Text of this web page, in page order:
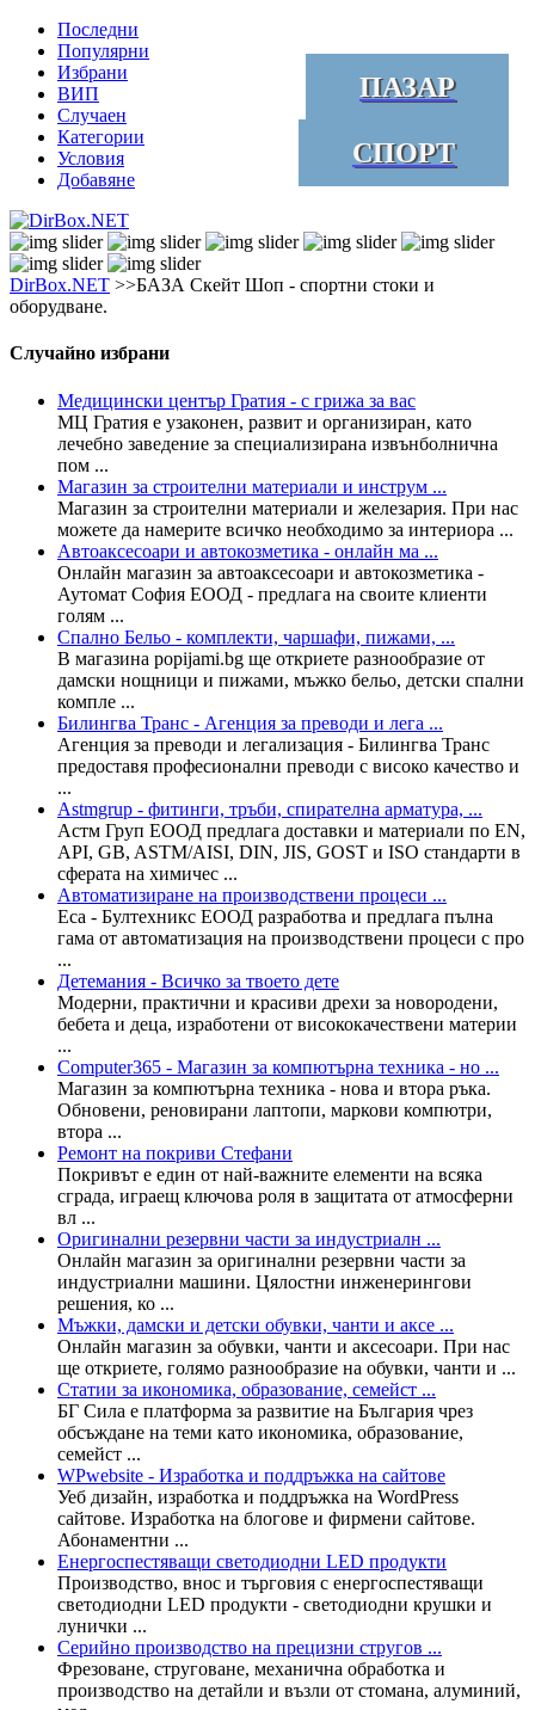
Последни
Популярни
Избрани
ВИП
Случаен
Категории
Условия
Добавяне
ПАЗАР
СПОРТ
DirBox.NET >>БАЗА Скейт Шоп - спортни стоки и
оборудване.
Случайно избрани
Медицински център Гратия - с грижа за вас
МЦ Гратия е узаконен, развит и организиран, като
лечебно заведение за специализирана извънболнична
пом ...
Магазин за строителни материали и инструм ...
Магазин за строителни материали и железария. При нас
можете да намерите всичко необходимо за интериора ...
Автоаксесоари и автокозметика - онлайн ма ...
Онлайн магазин за автоаксесоари и автокозметика -
Аутомат София ЕООД - предлага на своите клиенти
голям ...
Спално Бельо - комплекти, чаршафи, пижами, ...
В магазина popijami.bg ще откриете разнообразие от
дамски нощници и пижами, мъжко бельо, детски спални
компле ...
Билингва Транс - Агенция за преводи и лега ...
Агенция за преводи и легализация - Билингва Транс
предоставя професионални преводи с високо качество и
...
Astmgrup - фитинги, тръби, спирателна арматура, ...
Астм Груп ЕООД предлага доставки и материали по EN,
API, GB, ASTM/AISI, DIN, JIS, GOST и ISO стандарти в
сферата на химичес ...
Автоматизиране на производствени процеси ...
Еса - Бултехникс ЕООД разработва и предлага пълна
гама от автоматизация на производствени процеси с про
...
Детемания - Всичко за твоето дете
Модерни, практични и красиви дрехи за новородени,
бебета и деца, изработени от висококачествени материи
...
Computer365 - Магазин за компютърна техника - но ...
Магазин за компютърна техника - нова и втора ръка.
Обновени, реновирани лаптопи, маркови компютри,
втора ...
Ремонт на покриви Стефани
Покривът е един от най-важните елементи на всяка
сграда, играещ ключова роля в защитата от атмосферни
вл ...
Оригинални резервни части за индустриалн ...
Онлайн магазин за оригинални резервни части за
индустриални машини. Цялостни инженерингови
решения, ко ...
Мъжки, дамски и детски обувки, чанти и аксе ...
Онлайн магазин за обувки, чанти и аксесоари. При нас
ще откриете, голямо разнообразие на обувки, чанти и ...
Статии за икономика, образование, семейст ...
БГ Сила е платформа за развитие на България чрез
обсъждане на теми като икономика, образование,
семейст ...
WPwebsite - Изработка и поддръжка на сайтове
Уеб дизайн, изработка и поддръжка на WordPress
сайтове. Изработка на блогове и фирмени сайтове.
Абонаментни ...
Енергоспестяващи светодиодни LED продукти
Производство, внос и търговия с енергоспестяващи
светодиодни LED продукти - светодиодни крушки и
лунички ...
Серийно производство на прецизни стругов ...
Фрезоване, струговане, механична обработка и
производство на детайли и възли от стомана, алуминий,